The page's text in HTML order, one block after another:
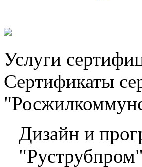
Услуги
Сертификаты
Дизайн и
"Руструбпром"